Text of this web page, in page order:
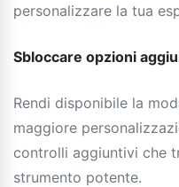
personalizzare la tua
Sbloccare opzioni
Rendi disponibile la
maggiore
controlli aggiuntivi che
strumento potente.